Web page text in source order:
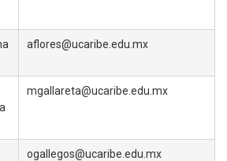
aflores@ucaribe.edu.mx
mgallareta@ucaribe.edu.mx
ogallegos@ucaribe.edu.mx